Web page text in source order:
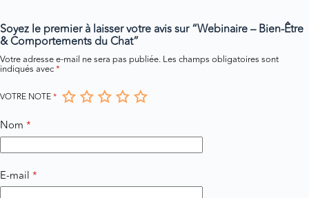
Soyez le premier à laisser votre avis sur “Webinaire – Bien-Être
& Comportements du Chat”
Votre adresse e-mail ne sera pas publiée. Les champs obligatoires sont
indiqués avec*
VOTRE NOTE*
Nom *
E-mail *